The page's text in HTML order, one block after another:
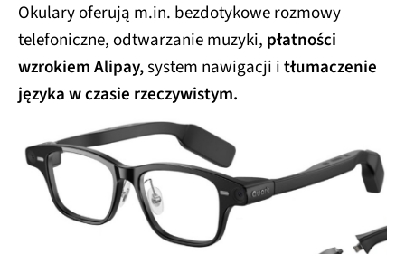
Okulary oferują m.in. bezdotykowe rozmowy
telefoniczne, odtwarzanie muzyki, płatności
wzrokiem Alipay,system nawigacji itłumaczenie
języka w czasie rzeczywistym.